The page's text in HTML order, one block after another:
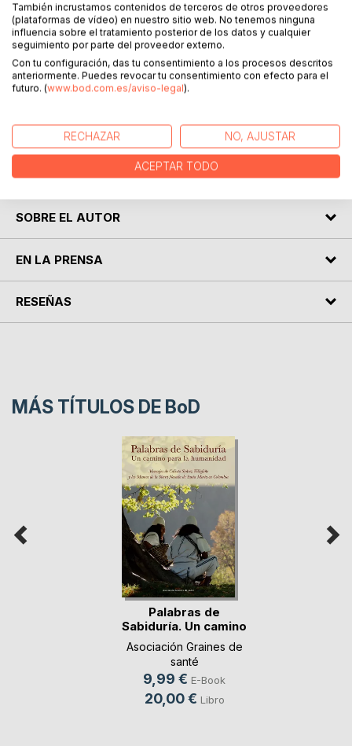
DESCRIPCIÓN
Todos tenemos capacidad para hacer una cosa y aún así la
Este libro no es más que un conjunto de "cosas" útiles no
solo para entender dónde estamos, sino para enfocar lo
que queremos, cómo llegar a algo, cómo hacer cosas sin
SOBRE EL AUTOR
EN LA PRENSA
RESEÑAS
MÁS TÍTULOS DE BoD
Palabras de
Sabiduría. Un camino
p(...)
Asociación Graines de
santé
9,99 € E-Book
20,00 € Libro
También incrustamos contenidos de terceros de otros proveedores
(plataformas de vídeo) en nuestro sitio web. No tenemos ninguna
influencia sobre el tratamiento posterior de los datos y cualquier
seguimiento por parte del proveedor externo.
Con tu configuración, das tu consentimiento a los procesos descritos
anteriormente. Puedes revocar tu consentimiento con efecto para el
futuro. (www.bod.com.es/aviso-legal).
RECHAZAR NO, AJUSTAR
ACEPTAR TODO